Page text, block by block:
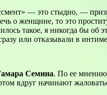
— это стыдно, —
о женщине, то это
такое, я никогда бы
или отказывали в
Семина. По ее мнению,
вдруг начинают